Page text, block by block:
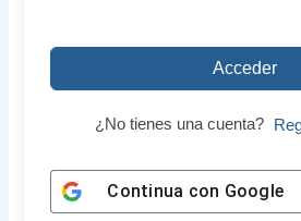
Acceder
¿No tienes una cuenta?
Continua con Google